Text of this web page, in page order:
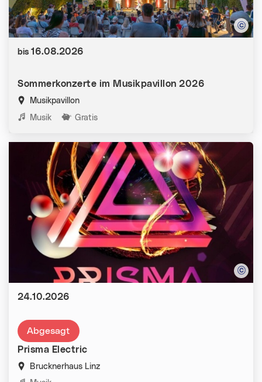
Sommerkonzerte im Musikpavillon 2026
Musikpavillon
Kategorien:
Musik Gratis
Datum:
bis 16.08.2026
Abgesagt
Prisma Electric
Brucknerhaus Linz
Datum:
24.10.2026